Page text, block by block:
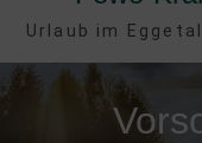
Urlaub im